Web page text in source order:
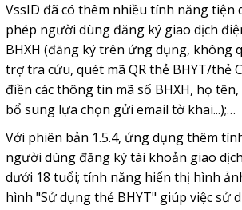
VssID đã có thêm nhiều tính năng tiện
phép người dùng đăng ký giao dịch
BHXH (đăng ký trên ứng dụng, không
trợ tra cứu, quét mã QR thẻ BHYT/thẻ
điền các thông tin mã số BHXH, họ tên,
bổ sung lựa chọn gửi email tờ khai...);…
Với phiên bản 1.5.4, ứng dụng thêm
người dùng đăng ký tài khoản giao
dưới 18 tuổi; tính năng hiển thị hình
hình "Sử dụng thẻ BHYT" giúp việc sử